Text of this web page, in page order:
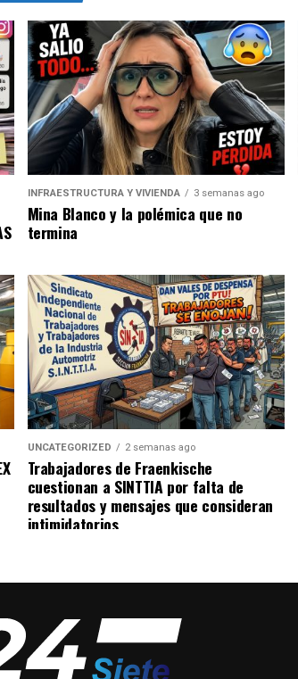
INFRAESTRUCTURA Y VIVIENDA 3 semanas ago
Mina Blanco y la polémica que no
termina
UNCATEGORIZED 2 semanas ago
Trabajadores de Fraenkische
cuestionan a SINTTIA por falta de
resultados y mensajes que consideran
intimidatorios